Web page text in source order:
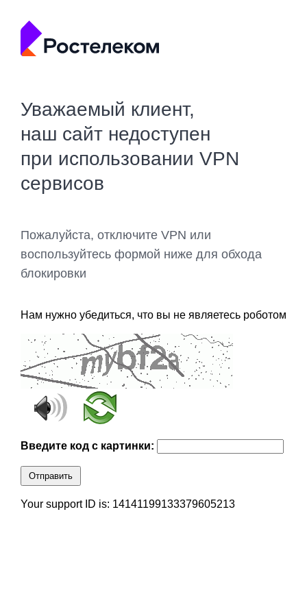
Уважаемый клиент,
наш сайт недоступен
при использовании VPN
сервисов
Пожалуйста, отключите VPN или
воспользуйтесь формой ниже для обхода
блокировки
Нам нужно убедиться, что вы не являетесь роботом
Введите код с картинки:
Отправить
Your support ID is: 14141199133379605213